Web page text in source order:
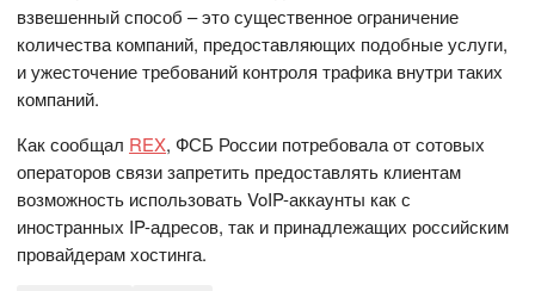
взвешенный способ – это существенное ограничение
количества компаний, предоставляющих подобные услуги,
и ужесточение требований контроля трафика внутри таких
компаний.
Как сообщал REX, ФСБ России потребовала от сотовых
операторов связи запретить предоставлять клиентам
возможность использовать VoIP-аккаунты как с
иностранных IP-адресов, так и принадлежащих российским
провайдерам хостинга.